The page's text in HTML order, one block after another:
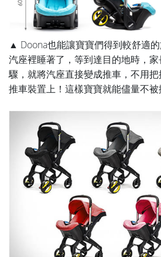
▲ Doona也能讓寶寶們得到較舒適
汽座裡睡著了，等到達目的地時，
驟，就將汽座直接變成推車，不用
推車裝置上！這樣寶寶就能儘量不被